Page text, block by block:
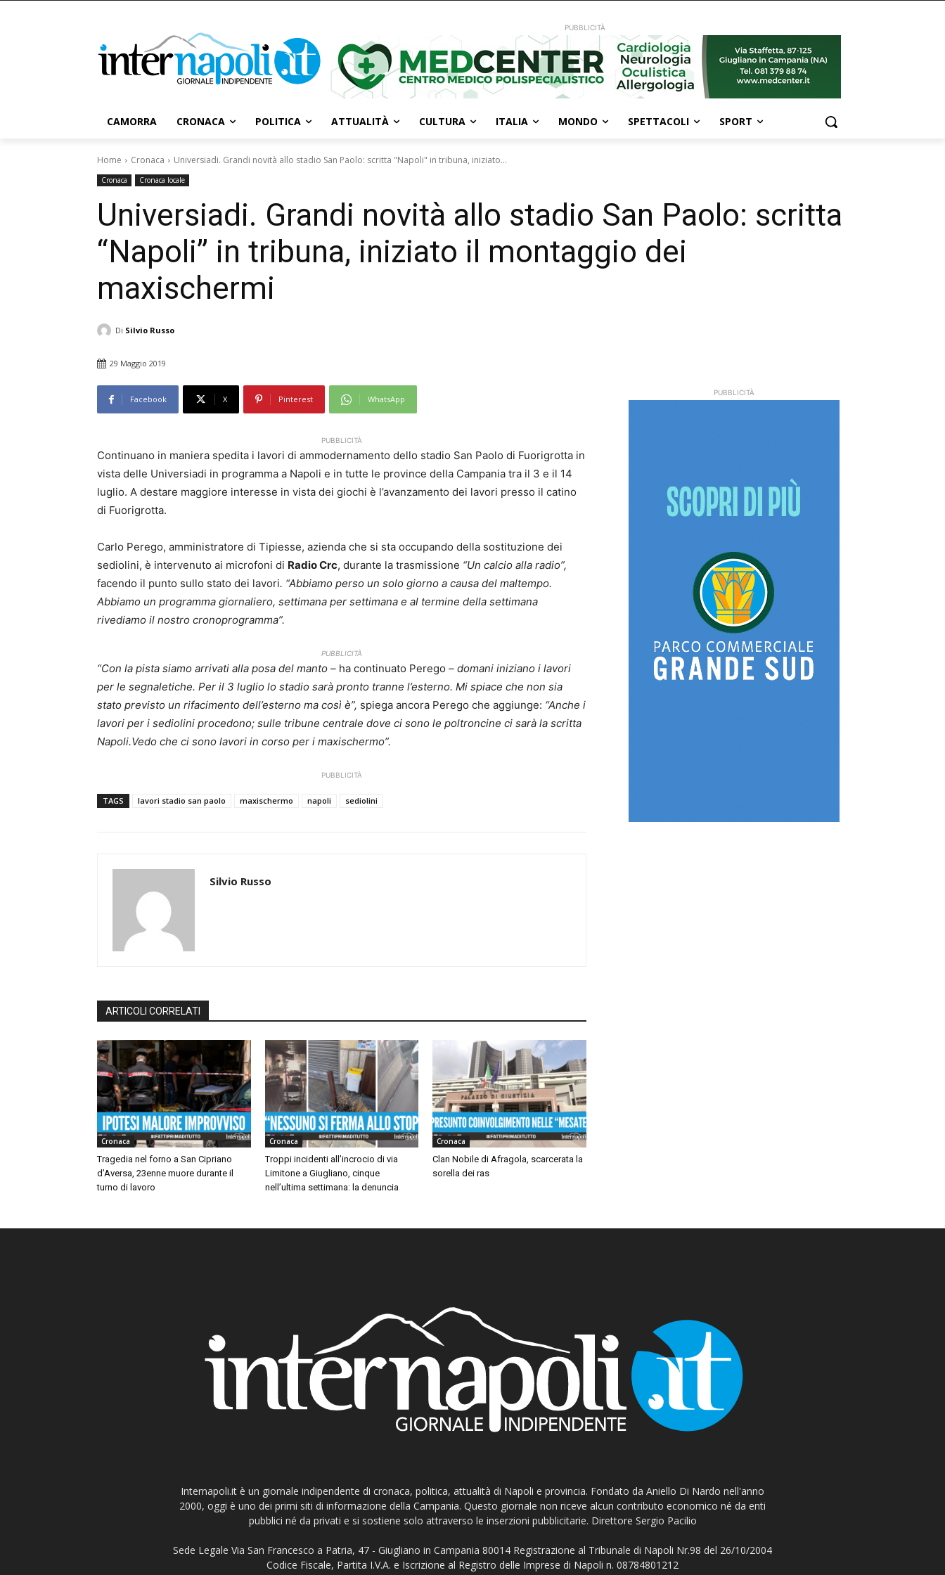
PUBBLICITÀ
CAMORRA CRONACA POLITICA ATTUALITÀ CULTURA ITALIA MONDO SPETTACOLI SPORT
Home Cronaca Universiadi. Grandi novità allo stadio San Paolo: scritta "Napoli" in tribuna, iniziato...
Cronaca Cronaca locale
Universiadi. Grandi novità allo stadio San Paolo: scritta
“Napoli” in tribuna, iniziato il montaggio dei
maxischermi
Di Silvio Russo
29 Maggio 2019
Facebook X Pinterest WhatsApp
PUBBLICITÀ
Continuano in maniera spedita i lavori di ammodernamento dello stadio San Paolo di Fuorigrotta in
vista delle Universiadi in programma a Napoli e in tutte le province della Campania tra il 3 e il 14
luglio. A destare maggiore interesse in vista dei giochi è l’avanzamento dei lavori presso il catino
di Fuorigrotta.
Carlo Perego, amministratore di Tipiesse, azienda che si sta occupando della sostituzione dei
sediolini, è intervenuto ai microfoni di Radio Crc, durante la trasmissione “Un calcio alla radio”,
facendo il punto sullo stato dei lavori. “Abbiamo perso un solo giorno a causa del maltempo.
Abbiamo un programma giornaliero, settimana per settimana e al termine della settimana
rivediamo il nostro cronoprogramma”.
PUBBLICITÀ
“Con la pista siamo arrivati alla posa del manto – ha continuato Perego – domani iniziano i lavori
per le segnaletiche. Per il 3 luglio lo stadio sarà pronto tranne l’esterno. Mi spiace che non sia
stato previsto un rifacimento dell’esterno ma così è”, spiega ancora Perego che aggiunge: “Anche i
lavori per i sediolini procedono; sulle tribune centrale dove ci sono le poltroncine ci sarà la scritta
Napoli.Vedo che ci sono lavori in corso per i maxischermo”.
PUBBLICITÀ
TAGS lavori stadio san paolo maxischermo napoli sediolini
Silvio Russo
ARTICOLI CORRELATI
Cronaca
Tragedia nel forno a San Cipriano
d’Aversa, 23enne muore durante il
turno di lavoro
Cronaca
Troppi incidenti all’incrocio di via
Limitone a Giugliano, cinque
nell’ultima settimana: la denuncia
Cronaca
Clan Nobile di Afragola, scarcerata la
sorella dei ras
PUBBLICITÀ
Internapoli.it è un giornale indipendente di cronaca, politica, attualità di Napoli e provincia. Fondato da Aniello Di Nardo nell'anno
2000, oggi è uno dei primi siti di informazione della Campania. Questo giornale non riceve alcun contributo economico né da enti
pubblici né da privati e si sostiene solo attraverso le inserzioni pubblicitarie. Direttore Sergio Pacilio
Sede Legale Via San Francesco a Patria, 47 - Giugliano in Campania 80014 Registrazione al Tribunale di Napoli Nr.98 del 26/10/2004
Codice Fiscale, Partita I.V.A. e Iscrizione al Registro delle Imprese di Napoli n. 08784801212